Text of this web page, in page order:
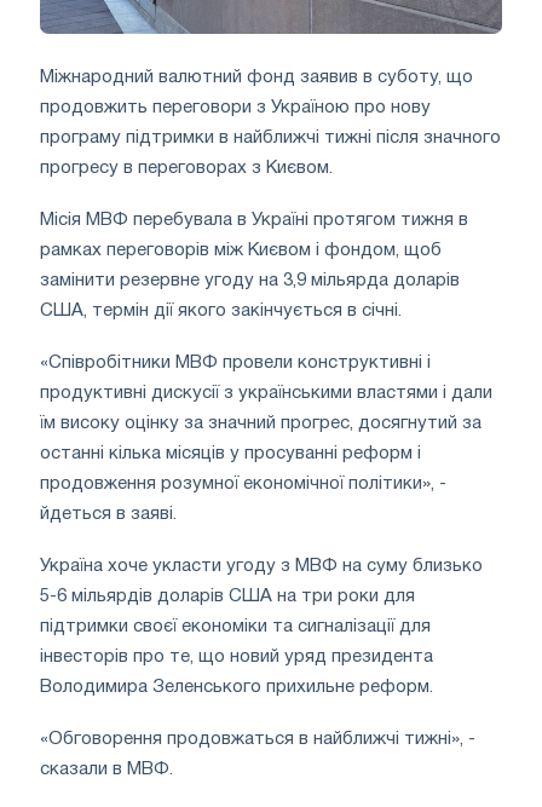
Міжнародний валютний фонд заявив в суботу, що
продовжить переговори з Україною про нову
програму підтримки в найближчі тижні після значного
прогресу в переговорах з Києвом.
Місія МВФ перебувала в Україні протягом тижня в
рамках переговорів між Києвом і фондом, щоб
замінити резервне угоду на 3,9 мільярда доларів
США, термін дії якого закінчується в січні.
«Співробітники МВФ провели конструктивні і
продуктивні дискусії з українськими властями і дали
їм високу оцінку за значний прогрес, досягнутий за
останні кілька місяців у просуванні реформ і
продовження розумної економічної політики», -
йдеться в заяві.
Україна хоче укласти угоду з МВФ на суму близько
5-6 мільярдів доларів США на три роки для
підтримки своєї економіки та сигналізації для
інвесторів про те, що новий уряд президента
Володимира Зеленського прихильне реформ.
«Обговорення продовжаться в найближчі тижні», -
сказали в МВФ.